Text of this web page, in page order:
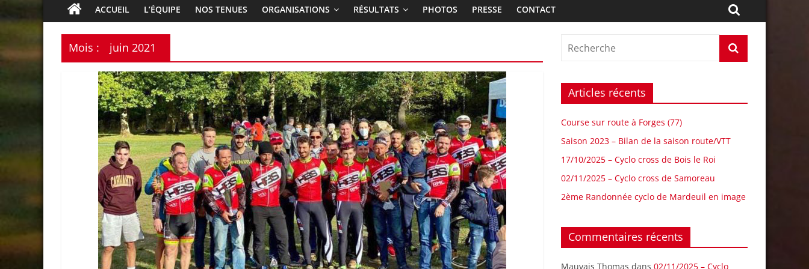
Cycling
ensemble
ACCUEIL L’ÉQUIPE NOS TENUES ORGANISATIONS RÉSULTATS PHOTOS PRESSE CONTACT
Mois : juin 2021
Articles récents
Course sur route à Forges (77)
Saison 2023 – Bilan de la saison route/VTT
17/10/2025 – Cyclo cross de Bois le Roi
02/11/2025 – Cyclo cross de Samoreau
2ème Randonnée cyclo de Mardeuil en image
Commentaires récents
Mauvais Thomas dans 02/11/2025 – Cyclo